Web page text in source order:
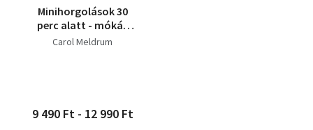
Minihorgolások 30
perc alatt - mókás
horgolt apróságok,
Carol Meldrum
9 490 Ft - 12 990 Ft